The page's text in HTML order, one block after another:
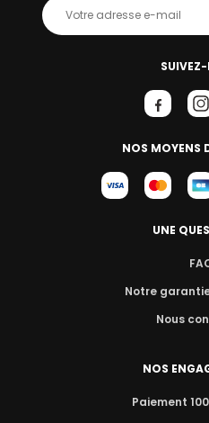
NOS MOYENS
UNE
Notre
Nous
NOS
Paiement